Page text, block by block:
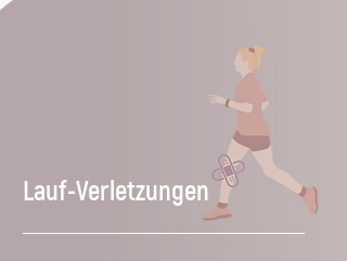
Lauf-Verletzungen